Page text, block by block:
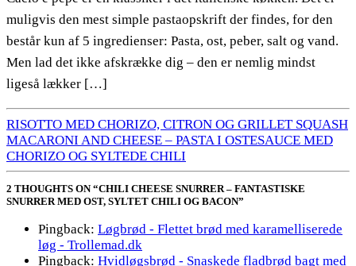
muligvis den mest simple pastaopskrift der findes, for den
består kun af 5 ingredienser: Pasta, ost, peber, salt og vand.
Men lad det ikke afskrække dig – den er nemlig mindst
ligeså lækker […]
RISOTTO MED CHORIZO, CITRON OG GRILLET SQUASH
MACARONI AND CHEESE – PASTA I OSTESAUCE MED
CHORIZO OG SYLTEDE CHILI
2 THOUGHTS ON “CHILI CHEESE SNURRER – FANTASTISKE
SNURRER MED OST, SYLTET CHILI OG BACON”
Pingback: Løgbrød - Flettet brød med karamelliserede
løg - Trollemad.dk
Pingback: Hvidløgsbrød - Snaskede fladbrød bagt med